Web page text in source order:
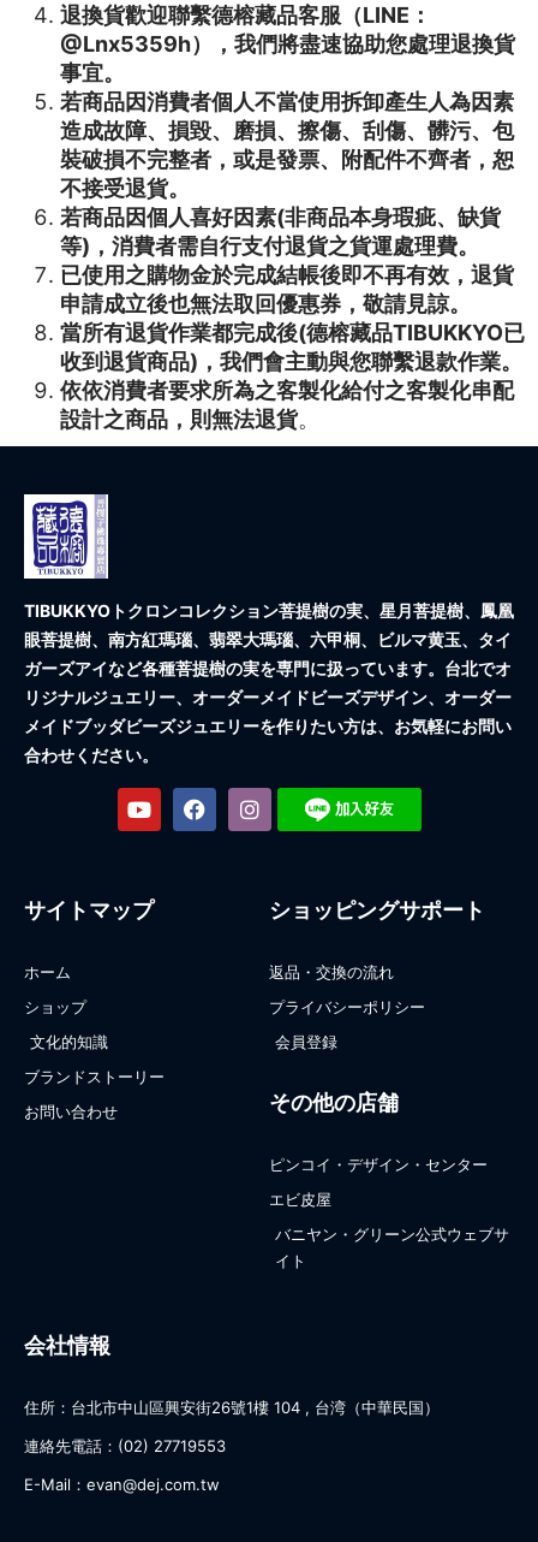
退換貨歡迎聯繫德榕藏品客服（LINE：
@Lnx5359h），我們將盡速協助您處理退換貨
事宜。
若商品因消費者個人不當使用拆卸產生人為因素
造成故障、損毀、磨損、擦傷、刮傷、髒污、包
裝破損不完整者，或是發票、附配件不齊者，恕
不接受退貨。
若商品因個人喜好因素(非商品本身瑕疵、缺貨
等)，消費者需自行支付退貨之貨運處理費。
已使用之購物金於完成結帳後即不再有效，退貨
申請成立後也無法取回優惠券，敬請見諒。
當所有退貨作業都完成後(德榕藏品TIBUKKYO已
收到退貨商品)，我們會主動與您聯繫退款作業。
依依消費者要求所為之客製化給付之客製化串配
設計之商品，則無法退貨。
TIBUKKYOトクロンコレクション菩提樹の実、星月菩提樹、鳳凰
眼菩提樹、南方紅瑪瑙、翡翠大瑪瑙、六甲桐、ビルマ黄玉、タイ
ガーズアイなど各種菩提樹の実を専門に扱っています。台北でオ
リジナルジュエリー、オーダーメイドビーズデザイン、オーダー
メイドブッダビーズジュエリーを作りたい方は、お気軽にお問い
合わせください。
サイトマップ
ホーム
ショップ
文化的知識
ブランドストーリー
お問い合わせ
ショッピングサポート
返品・交換の流れ
プライバシーポリシー
会員登録
その他の店舗
ピンコイ・デザイン・センター
エビ皮屋
バニヤン・グリーン公式ウェブサ
イト
会社情報
住所：台北市中山區興安街26號1樓 104 , 台湾（中華民国）
連絡先電話：(02) 27719553
E-Mail：evan@dej.com.tw